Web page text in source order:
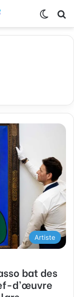
Artiste
bat des
d’œuvre